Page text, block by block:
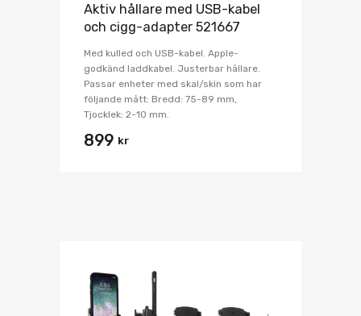
Aktiv hållare med USB-kabel
och cigg-adapter 521667
Med kulled och USB-kabel. Apple-
godkänd laddkabel. Justerbar hållare.
Passar enheter med skal/skin som har
följande mått: Bredd: 75-89 mm,
Tjocklek: 2-10 mm.
899 kr